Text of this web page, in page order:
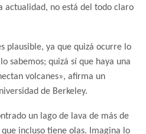
actualidad, no está del todo claro
plausible, ya que quizá ocurre lo
sabemos; quizá sí que haya una
volcanes», afirma un
de Berkeley.
un lago de lava de más de
incluso tiene olas. Imagina lo